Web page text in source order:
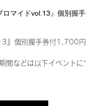
マイドvol.13』個別握
』個別握手券付1,700
間などは以下イベントに